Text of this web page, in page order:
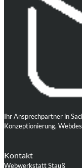
Ihr Ansprechpartner in
Konzeptionierung,
Kontakt
Webwerkstatt Stauß